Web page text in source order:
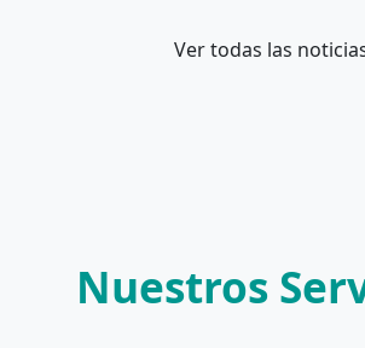
Ver todas las
Nuestros